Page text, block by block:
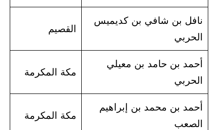
نافل بن شافي بن كديميس
الحربي
القصيم
أحمد بن حامد بن معيلي
الحربي
مكة المكرمة
أحمد بن محمد بن إبراهيم
الصعب
مكة المكرمة